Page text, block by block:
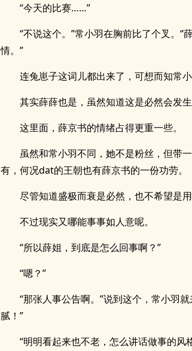
“今天的比赛……”
“不说这个。”常小羽在胸前比了个叉。
情。”
连兔崽子这词儿都出来了，可想而知常小
其实薛薛也是，虽然知道这是必然会发生
这里面，薛京书的情绪占得更重一些。
虽然和常小羽不同，她不是粉丝，但带
有，何况dat的王朝也有薛京书的一份功劳。
尽管知道盛极而衰是必然，也不希望是用
不过现实又哪能事事如人意呢。
“所以薛姐，到底是怎么回事啊？”
“嗯？”
“那张人事公告啊。”说到这个，常小羽
腻！”
“明明看起来也不老，怎么讲话做事的